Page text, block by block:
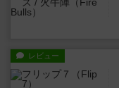
レビュー